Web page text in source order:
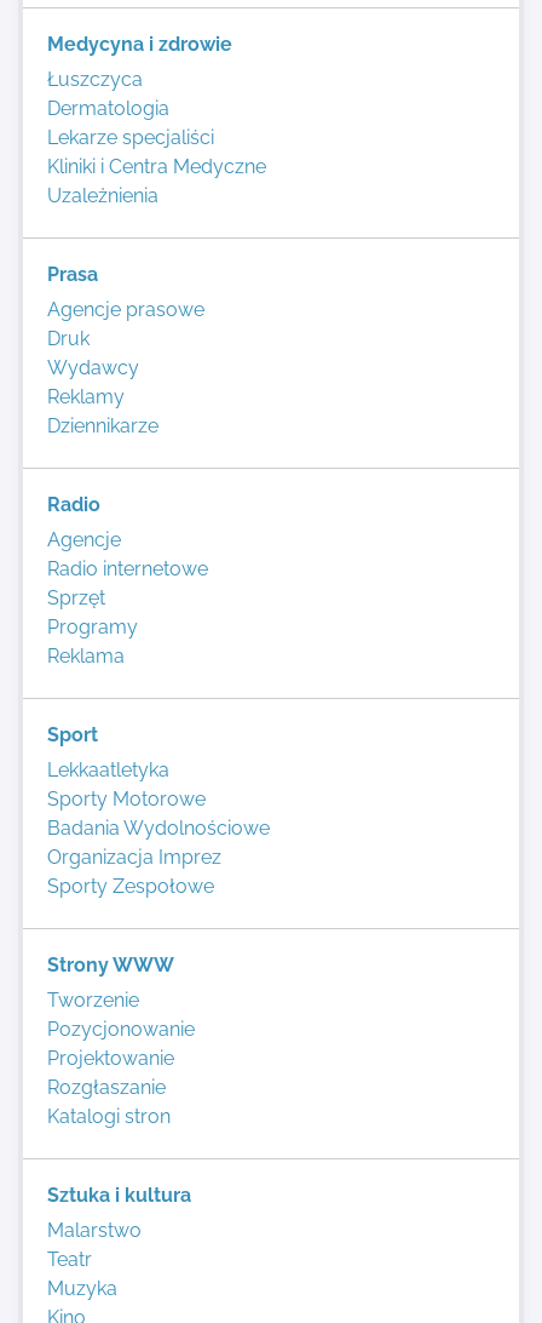
Medycyna i zdrowie
Łuszczyca
Dermatologia
Lekarze specjaliści
Kliniki i Centra Medyczne
Uzależnienia
Prasa
Agencje prasowe
Druk
Wydawcy
Reklamy
Dziennikarze
Radio
Agencje
Radio internetowe
Sprzęt
Programy
Reklama
Sport
Lekkaatletyka
Sporty Motorowe
Badania Wydolnościowe
Organizacja Imprez
Sporty Zespołowe
Strony WWW
Tworzenie
Pozycjonowanie
Projektowanie
Rozgłaszanie
Katalogi stron
Sztuka i kultura
Malarstwo
Teatr
Muzyka
Kino